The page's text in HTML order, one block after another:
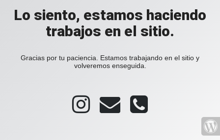
Lo siento, estamos haciendo
trabajos en el sitio.
Gracias por tu paciencia. Estamos trabajando en el sitio y
volveremos enseguida.